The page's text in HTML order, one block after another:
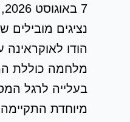
נציגים
הודו
מלחמה כוללת
בעלייה לרגל
מיוחדת